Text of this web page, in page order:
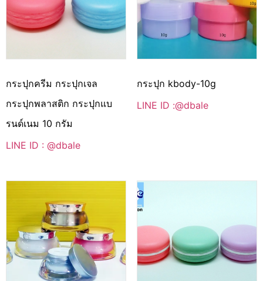
กระปุกครีม กระปุกเจล
กระปุกพลาสติก กระปุกแบ
รนด์เนม 10 กรัม
LINE ID : @dbale
กระปุก kbody-10g
LINE ID :@dbale